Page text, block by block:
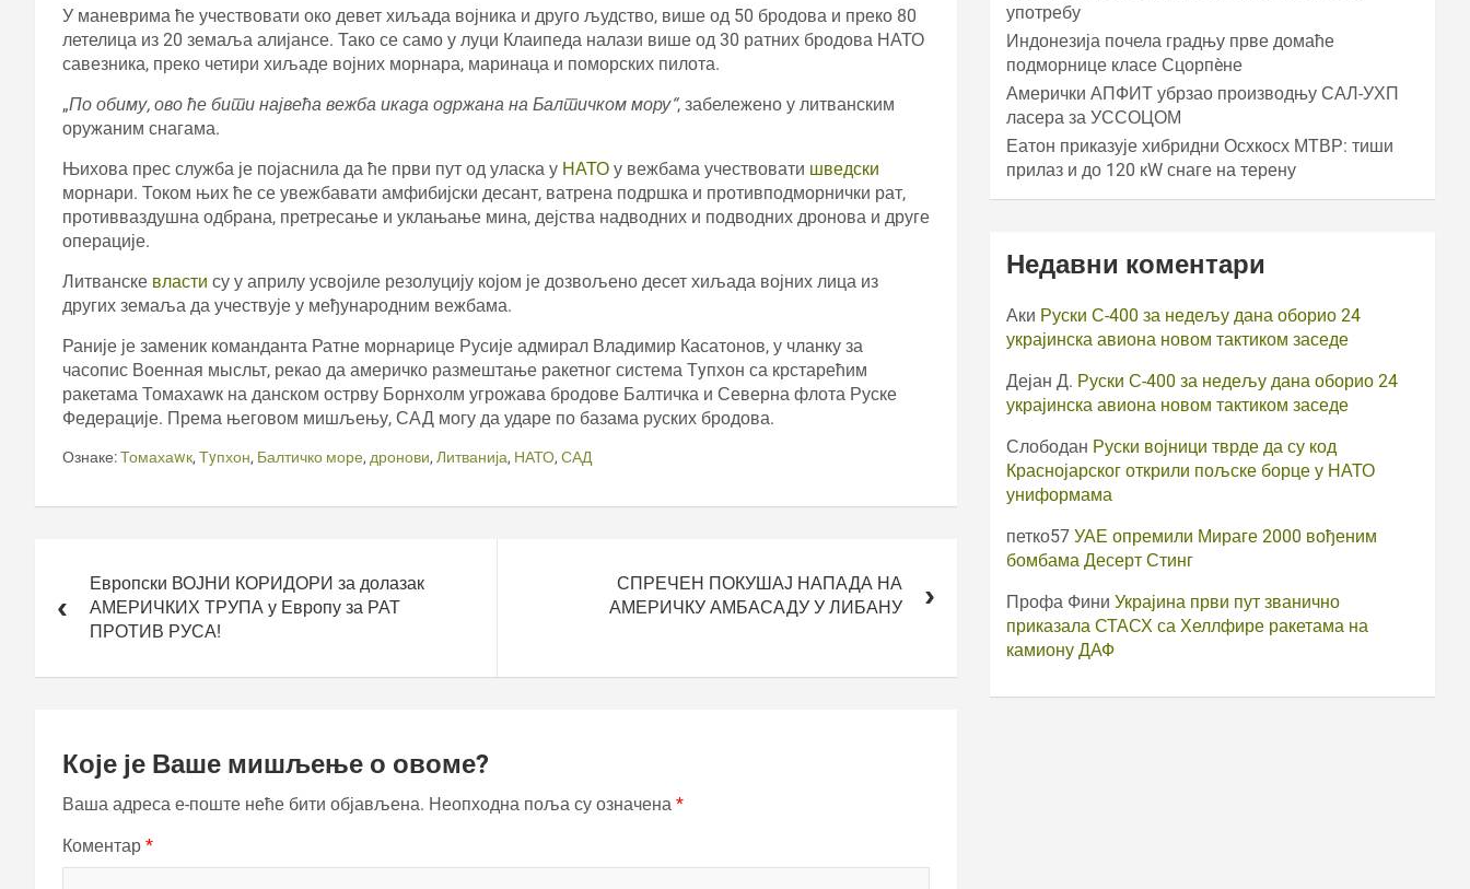
У маневрима ће учествовати око девет хиљада војника и друго људство, више од 50 бродова и преко 80
летелица из 20 земаља алијансе. Тако се само у луци Клаипеда налази више од 30 ратних бродова НАТО
савезника, преко четири хиљаде војних морнара, маринаца и поморских пилота.
„По обиму, ово ће бити највећа вежба икада одржана на Балтичком мору“, забележено у литванским
оружаним снагама.
Њихова прес служба је појаснила да ће први пут од уласка у НАТО у вежбама учествовати шведски
морнари. Током њих ће се увежбавати амфибијски десант, ватрена подршка и противподморнички рат,
противваздушна одбрана, претресање и уклањање мина, дејства надводних и подводних дронова и друге
операције.
Литванске власти су у априлу усвојиле резолуцију којом је дозвољено десет хиљада војних лица из
других земаља да учествује у међународним вежбама.
Раније је заменик команданта Ратне морнарице Русије адмирал Владимир Касатонов, у чланку за
часопис Военная мысльт, рекао да америчко размештање ракетног система Тyпхон са крстарећим
ракетама Томахаwк на данском острву Борнхолм угрожава бродове Балтичка и Северна флота Руске
Федерације. Према његовом мишљењу, САД могу да ударе по базама руских бродова.
Ознаке:Томахаwк, Тyпхон, Балтичко море, дронови, Литванија, НАТО, САД
чланкаЕвропски ВОЈНИ КОРИДОРИ за долазак
АМЕРИЧКИХ ТРУПА у Европу за РАТ
ПРОТИВ РУСА!
СПРЕЧЕН ПОКУШАЈ НАПАДА НА
АМЕРИЧКУ АМБАСАДУ У ЛИБАНУ
Које је Ваше мишљење о овоме?
Ваша адреса е-поште неће бити објављена. Неопходна поља су означена *
Коментар *
употребу
Индонезија почела градњу прве домаће
подморнице класе Сцорпèне
Амерички АПФИТ убрзао производњу САЛ-УХП
ласера за УССОЦОМ
Еатон приказује хибридни Осхкосх МТВР: тиши
прилаз и до 120 кW снаге на терену
Недавни коментари
Аки Руски С-400 за недељу дана оборио 24
украјинска авиона новом тактиком заседе
Дејан Д. Руски С-400 за недељу дана оборио 24
украјинска авиона новом тактиком заседе
Слободан Руски војници тврде да су код
Краснојарског открили пољске борце у НАТО
униформама
петко57 УАЕ опремили Мираге 2000 вођеним
бомбама Десерт Стинг
Профа Фини Украјина први пут званично
приказала СТАСХ са Хеллфире ракетама на
камиону ДАФ